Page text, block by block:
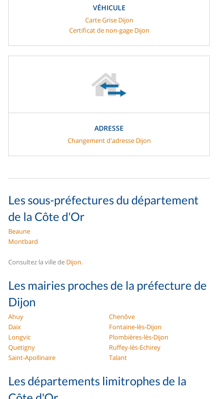
VÉHICULE
Carte Grise Dijon
Certificat de non-gage Dijon
ADRESSE
Changement d'adresse Dijon
Les sous-préfectures du département
de la Côte d'Or
Beaune
Montbard
Consultez la ville de Dijon.
Les mairies proches de la préfecture de
Dijon
Ahuy
Chenôve
Daix
Fontaine-lès-Dijon
Longvic
Plombières-lès-Dijon
Quetigny
Ruffey-lès-Echirey
Saint-Apollinaire
Talant
Les départements limitrophes de la